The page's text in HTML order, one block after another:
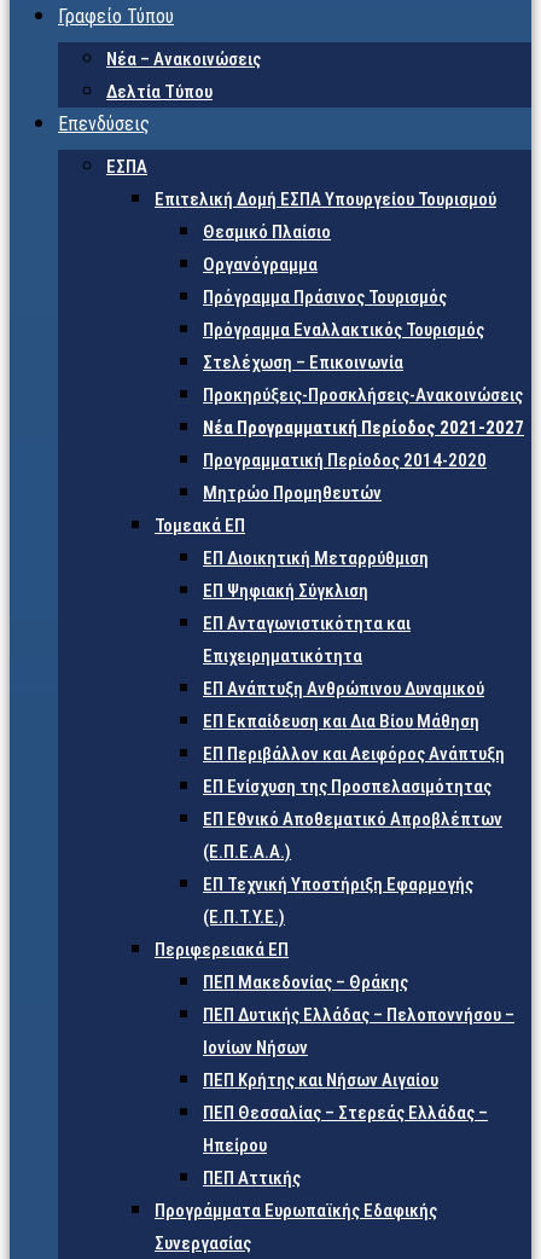
Γραφείο Τύπου
Νέα – Ανακοινώσεις
Δελτία Τύπου
Επενδύσεις
ΕΣΠΑ
Επιτελική Δομή ΕΣΠΑ Υπουργείου Τουρισμού
Θεσμικό Πλαίσιο
Οργανόγραμμα
Πρόγραμμα Πράσινος Τουρισμός
Πρόγραμμα Εναλλακτικός Τουρισμός
Στελέχωση – Επικοινωνία
Προκηρύξεις-Προσκλήσεις-Ανακοινώσεις
Νέα Προγραμματική Περίοδος 2021-2027
Προγραμματική Περίοδος 2014-2020
Μητρώο Προμηθευτών
Τομεακά ΕΠ
ΕΠ Διοικητική Μεταρρύθμιση
ΕΠ Ψηφιακή Σύγκλιση
ΕΠ Ανταγωνιστικότητα και
Επιχειρηματικότητα
ΕΠ Ανάπτυξη Ανθρώπινου Δυναμικού
ΕΠ Εκπαίδευση και Δια Βίου Μάθηση
ΕΠ Περιβάλλον και Αειφόρος Ανάπτυξη
ΕΠ Ενίσχυση της Προσπελασιμότητας
ΕΠ Εθνικό Αποθεματικό Απροβλέπτων
(Ε.Π.Ε.Α.Α.)
ΕΠ Τεχνική Υποστήριξη Εφαρμογής
(Ε.Π.Τ.Υ.Ε.)
Περιφερειακά ΕΠ
ΠΕΠ Μακεδονίας – Θράκης
ΠΕΠ Δυτικής Ελλάδας – Πελοποννήσου –
Ιονίων Νήσων
ΠΕΠ Κρήτης και Νήσων Αιγαίου
ΠΕΠ Θεσσαλίας – Στερεάς Ελλάδας –
Ηπείρου
ΠΕΠ Αττικής
Προγράμματα Ευρωπαϊκής Εδαφικής
Συνεργασίας